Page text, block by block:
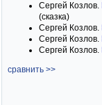
Сергей Козлов.
(сказка)
Сергей Козлов.
Сергей Козлов.
Сергей Козлов.
сравнить >>